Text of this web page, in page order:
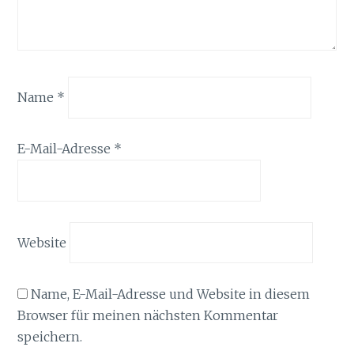
Name *
E-Mail-Adresse *
Website
Name, E-Mail-Adresse und Website in diesem
Browser für meinen nächsten Kommentar
speichern.